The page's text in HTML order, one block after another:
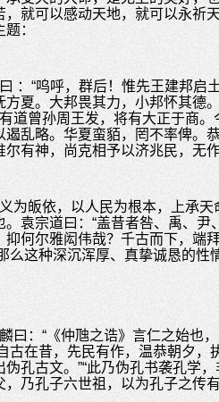
，就可以感动天地，就可以永祈
：
：“呜呼，群后！惟先王建邦
方夏。大邦畏其力，小邦怀其德
有道曾孙周王发，将有大正于商
遏乱略。华夏蛮貊，罔不率俾
尔有神，尚克相予以济兆民，无
为皈依，以人民为根本，上承
。袁宗道曰：“盖昔者咎、禹、
抑何尔雅闳伟哉？千古而下，端
么这种深沉浑厚、真挚诚恳的性
曰：“《仲虺之诰》言仁之始也
古在昔，先民有作，温恭朝夕，
伪孔古文。”“此乃伪孔书袭孔学
，乃孔子六世祖，以为孔子之传